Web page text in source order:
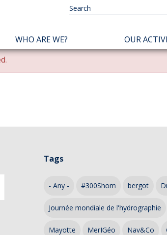
WHO ARE WE? OUR
Tags
- Any - #300Shom bergot
Journée mondiale de l'hydrographie
Mayotte MerIGéo Nav&Co